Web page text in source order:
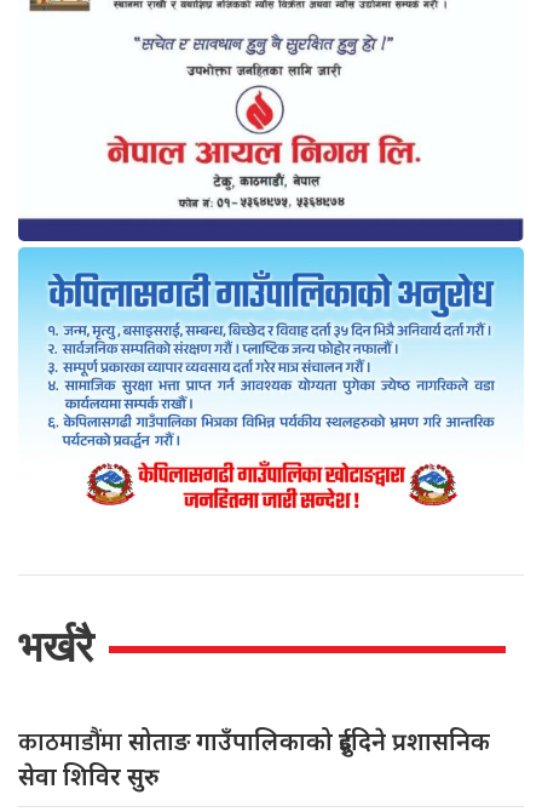
भर्खरै
काठमाडौंमासोताङ गाउँपालिकाको दुईदिने प्रशासनिक
सेवा शिविर सुरु